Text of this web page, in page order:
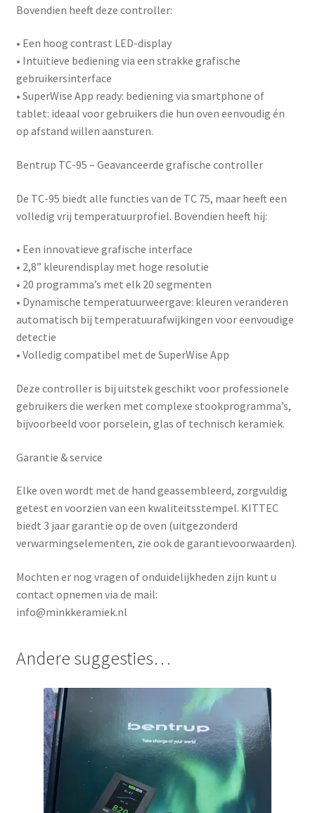
Bovendien heeft deze controller:
• Een hoog contrast LED-display
• Intuïtieve bediening via een strakke grafische
gebruikersinterface
• SuperWise App ready: bediening via smartphone of
tablet: ideaal voor gebruikers die hun oven eenvoudig én
op afstand willen aansturen.
Bentrup TC-95 – Geavanceerde grafische controller
De TC-95 biedt alle functies van de TC 75, maar heeft een
volledig vrij temperatuurprofiel. Bovendien heeft hij:
• Een innovatieve grafische interface
• 2,8” kleurendisplay met hoge resolutie
• 20 programma’s met elk 20 segmenten
• Dynamische temperatuurweergave: kleuren veranderen
automatisch bij temperatuurafwijkingen voor eenvoudige
detectie
• Volledig compatibel met de SuperWise App
Deze controller is bij uitstek geschikt voor professionele
gebruikers die werken met complexe stookprogramma’s,
bijvoorbeeld voor porselein, glas of technisch keramiek.
Garantie & service
Elke oven wordt met de hand geassembleerd, zorgvuldig
getest en voorzien van een kwaliteitsstempel. KITTEC
biedt 3 jaar garantie op de oven (uitgezonderd
verwarmingselementen, zie ook de garantievoorwaarden).
Mochten er nog vragen of onduidelijkheden zijn kunt u
contact opnemen via de mail:
info@minkkeramiek.nl
Andere suggesties…